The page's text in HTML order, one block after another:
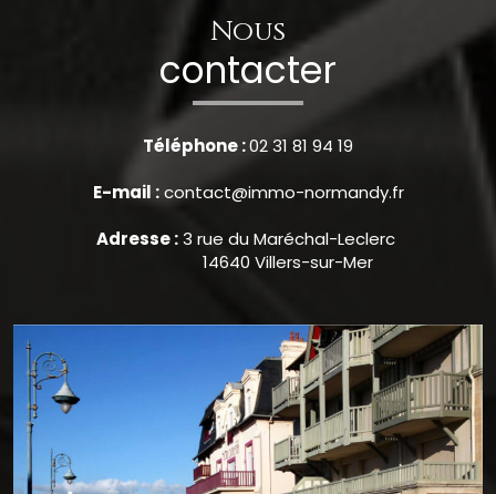
Nous
contacter
Téléphone :02 31 81 94 19
E-mail : contact@immo-normandy.fr
Adresse :3 rue du Maréchal-Leclerc
14640 Villers-sur-Mer